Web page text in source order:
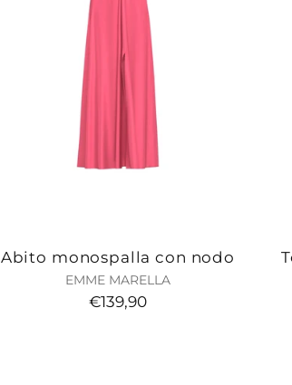
Abito monospalla con nodo
EMME MARELLA
€139,90